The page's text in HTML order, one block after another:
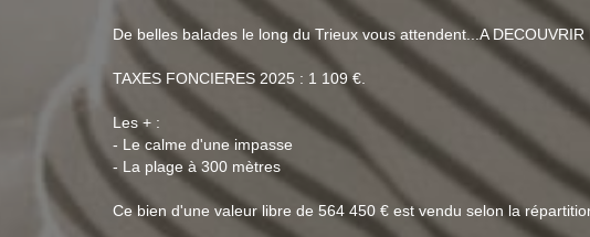
De belles balades le long du Trieux vous attendent...A DECOUVRIR
TAXES FONCIERES 2025 : 1 109 €.
Les + :
- Le calme d'une impasse
- La plage à 300 mètres
Ce bien d'une valeur libre de 564 450 € est vendu selon la